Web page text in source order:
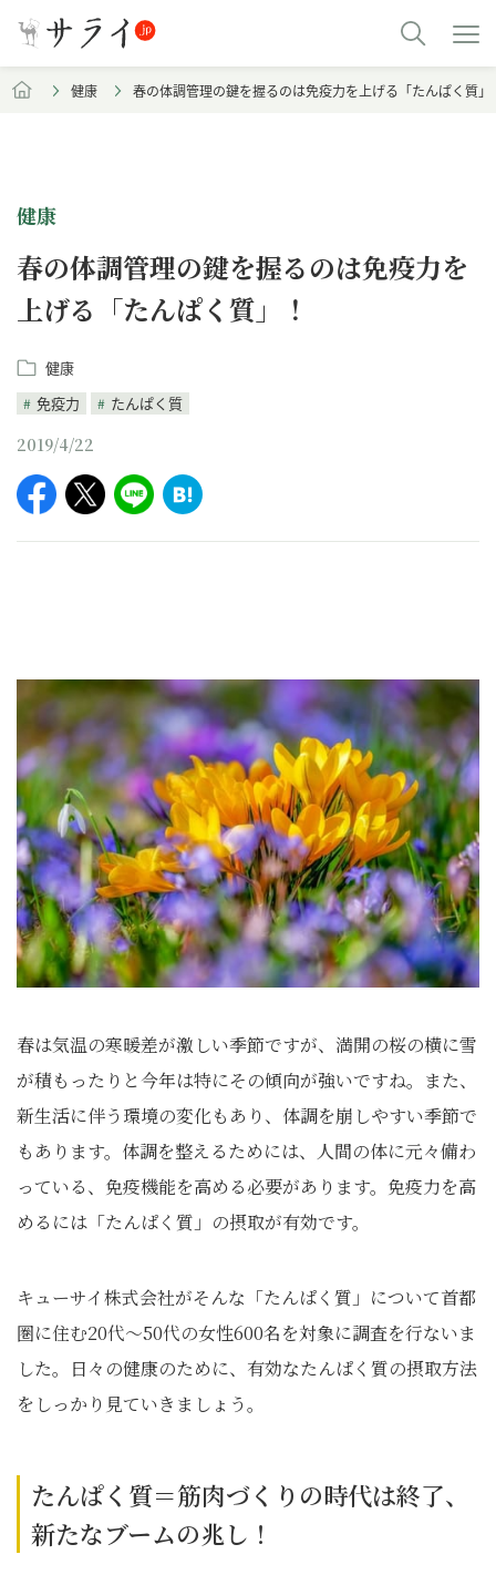
健康 春の体調管理の鍵を握るのは免疫力を上げる「たんぱく質」
健康
春の体調管理の鍵を握るのは免疫力を
上げる「たんぱく質」！
健康
免疫力
たんぱく質
2019/4/22
春は気温の寒暖差が激しい季節ですが、満開の桜の横に雪
が積もったりと今年は特にその傾向が強いですね。また、
新生活に伴う環境の変化もあり、体調を崩しやすい季節で
もあります。体調を整えるためには、人間の体に元々備わ
っている、免疫機能を高める必要があります。免疫力を高
めるには「たんぱく質」の摂取が有効です。
キューサイ株式会社がそんな「たんぱく質」について首都
圏に住む20代～50代の女性600名を対象に調査を行ないま
した。日々の健康のために、有効なたんぱく質の摂取方法
をしっかり見ていきましょう。
たんぱく質＝筋肉づくりの時代は終了、
新たなブームの兆し！